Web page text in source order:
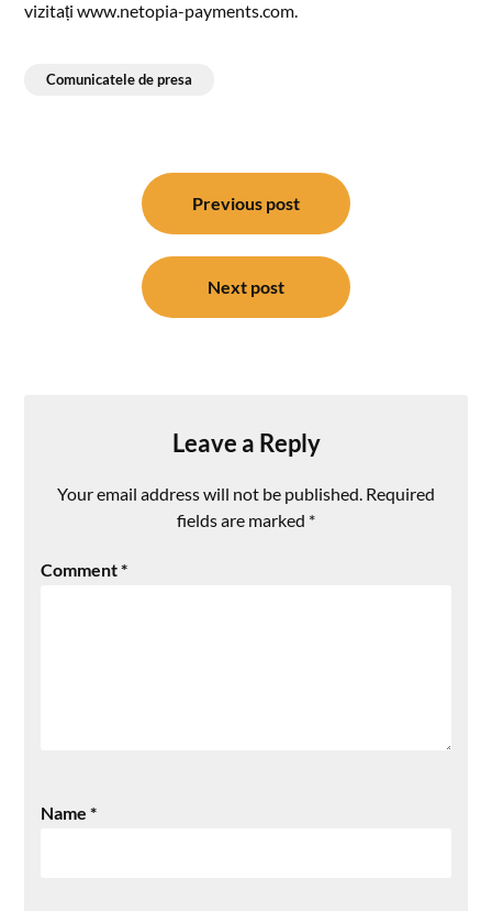
vizitați www.netopia-payments.com.
Comunicatele de presa
Previous post
Next post
Leave a Reply
Your email address will not be published. Required
fields are marked *
Comment*
Name*